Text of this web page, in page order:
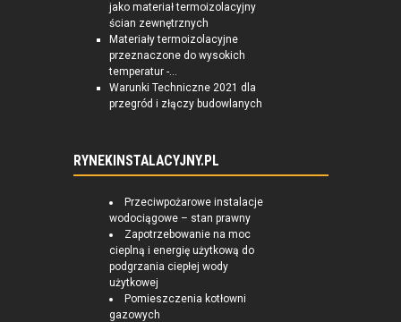
jako materiał termoizolacyjny
ścian zewnętrznych
Materiały termoizolacyjne
przeznaczone do wysokich
temperatur -...
Warunki Techniczne 2021 dla
przegród i złączy budowlanych
RYNEKINSTALACYJNY.PL
Przeciwpożarowe instalacje
wodociągowe – stan prawny
Zapotrzebowanie na moc
cieplną i energię użytkową do
podgrzania ciepłej wody
użytkowej
Pomieszczenia kotłowni
gazowych